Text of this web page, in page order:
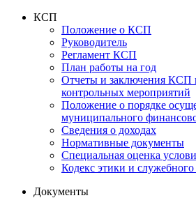
КСП
Положение о КСП
Руководитель
Регламент КСП
План работы на год
Отчеты и заключения КСП
контрольных мероприятий
Положение о порядке
муниципального
Сведения о доходах
Нормативные документы
Специальная оценка
Кодекс этики и
Документы